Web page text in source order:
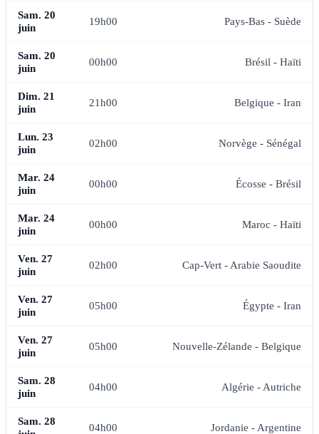
Sam. 20
juin
19h00 Pays-Bas - Suède
Sam. 20
juin
00h00 Brésil - Haïti
Dim. 21
juin
21h00 Belgique - Iran
Lun. 23
juin
02h00 Norvège - Sénégal
Mar. 24
juin
00h00 Écosse - Brésil
Mar. 24
juin
00h00 Maroc - Haïti
Ven. 27
juin
02h00 Cap-Vert - Arabie Saoudite
Ven. 27
juin
05h00 Égypte - Iran
Ven. 27
juin
05h00 Nouvelle-Zélande - Belgique
Sam. 28
juin
04h00 Algérie - Autriche
Sam. 28
04h00 Jordanie - Argentine